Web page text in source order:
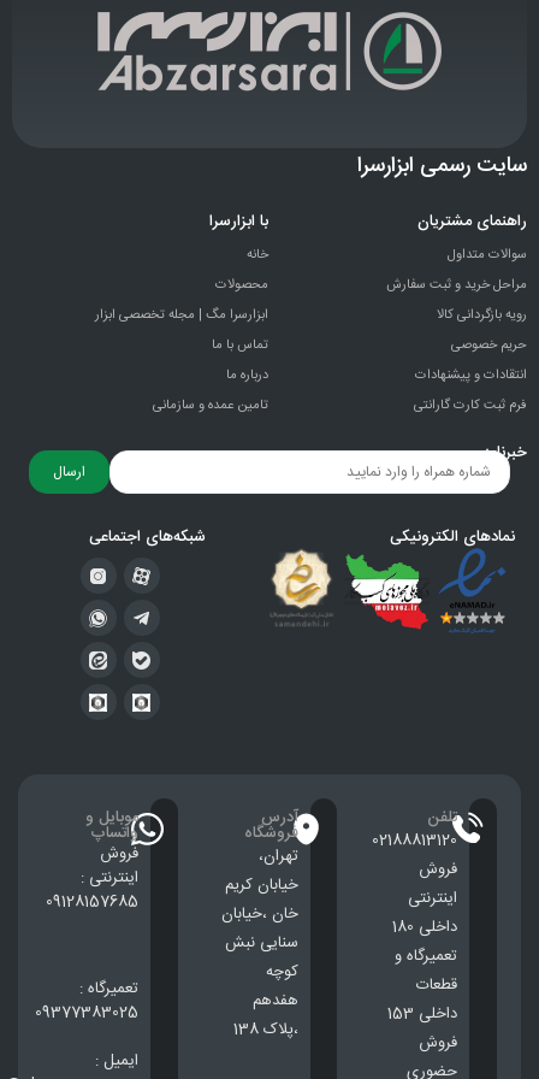
سایت رسمی ابزارسرا
راهنمای مشتریان
سوالات متداول
مراحل خرید و ثبت سفارش
رویه بازگردانی کالا
حریم خصوصی
انتقادات و پيشنهادات
فرم ثبت کارت گارانتی
با ابزارسرا
خانه
محصولات
ابزارسرا مگ | مجله تخصصی ابزار
تماس با ما
درباره ما
تامین عمده و سازمانی
خبرنامه
ارسال
نمادهای الکترونیکی شبکه‌های اجتماعی
تلفن
02188813120
فروش
اینترنتی
داخلی 180
تعمیرگاه و
قطعات
داخلی 153
فروش
حضوری
آدرس
فروشگاه
تهران،
خيابان كريم
خان ،خيابان
سنایی نبش
کوچه
هفدهم
،پلاک 138
موبایل و
واتساپ
فروش
اینترنتی :
09128157685
تعمیرگاه :
09377383025
ایمیل :